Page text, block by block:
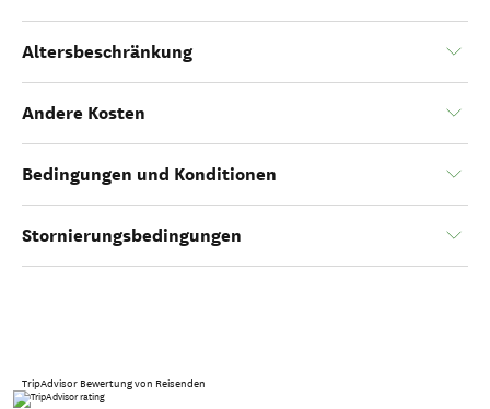
Altersbeschränkung
Andere Kosten
Bedingungen und Konditionen
Stornierungsbedingungen
TripAdvisor Bewertung von Reisenden